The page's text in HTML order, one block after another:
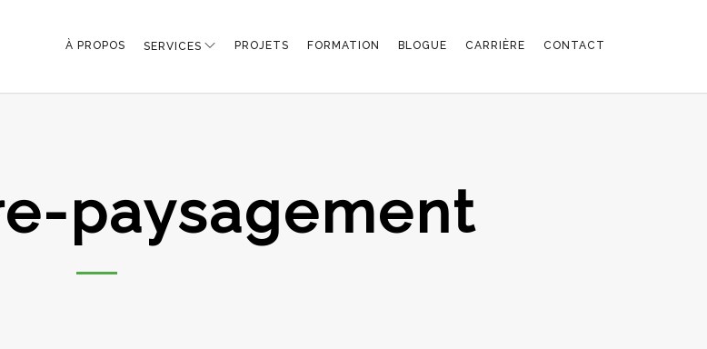
À PROPOS SERVICES PROJETS FORMATION BLOGUE CARRIÈRE CONTACT
paysagement